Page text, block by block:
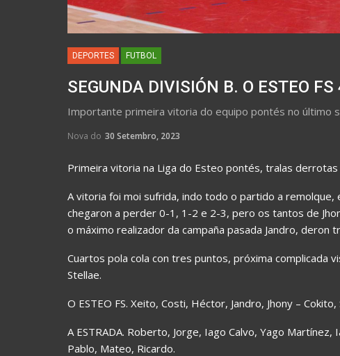
DEPORTES FUTBOL
SEGUNDA DIVISIÓN B. O ESTEO
Importante primeira vitoria do equipo pontés no último
Nova do 30 Setembro, 2023
Primeira vitoria na Liga do Esteo pontés, tralas
A vitoria foi moi sufrida, indo todo o partido a remolque,
chegaron a perder 0-1, 1-2 e 2-3, pero os tantos de
o máximo realizador da campaña pasada Jandro, deron
Cuartos pola cola con tres puntos, próxima complicada
Stellae.
O ESTEO FS. Xeito, Costi, Héctor, Jandro, Jhony –
A ESTRADA. Roberto, Jorge, Iago Calvo, Yago Martínez,
Pablo, Mateo, Ricardo.